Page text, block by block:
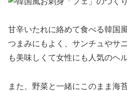
甘辛いたれに絡めて食べる韓国
つまみにもよく、サンチュやサ
も美味しくて女性にも人気のヘ
また、野菜と一緒にこのまま海